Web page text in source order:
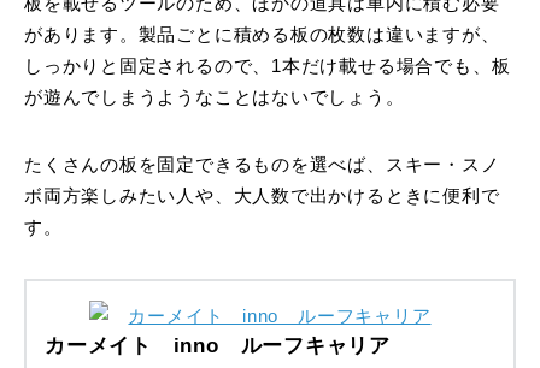
があります。製品ごとに積める板の枚数は違いますが、
しっかりと固定されるので、1本だけ載せる場合でも、板
が遊んでしまうようなことはないでしょう。
たくさんの板を固定できるものを選べば、スキー・スノ
ボ両方楽しみたい人や、大人数で出かけるときに便利で
す。
カーメイト inno ルーフキャリア